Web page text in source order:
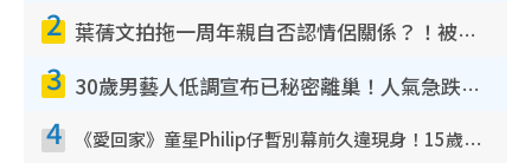
2 葉蒨文拍拖一周年親自否認情侶關係？！被質疑感情造假竟稱GM「普通同事」
3 30歲男藝人低調宣布已秘密離巢！人氣急跌變失蹤人口︰「這幾年過得並不容易」
4 《愛回家》童星Philip仔暫別幕前久違現身！15歲近況暴風長高蛻變帥氣少男